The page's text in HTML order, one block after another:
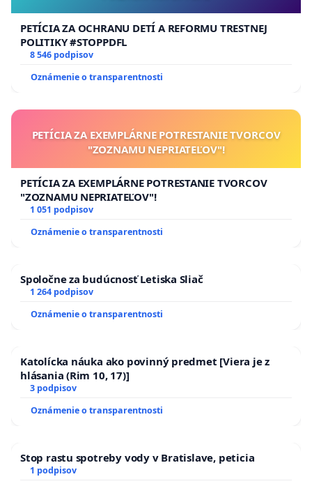
PETÍCIA ZA OCHRANU DETÍ A REFORMU TRESTNEJ
POLITIKY #STOPPDFL
8 546 podpisov
Oznámenie o transparentnosti
PETÍCIA ZA EXEMPLÁRNE POTRESTANIE TVORCOV
"ZOZNAMU NEPRIATEĽOV"!
PETÍCIA ZA EXEMPLÁRNE POTRESTANIE TVORCOV
"ZOZNAMU NEPRIATEĽOV"!
1 051 podpisov
Oznámenie o transparentnosti
Spoločne za budúcnosť Letiska Sliač
1 264 podpisov
Oznámenie o transparentnosti
Katolícka náuka ako povinný predmet [Viera je z
hlásania (Rim 10, 17)]
3 podpisov
Oznámenie o transparentnosti
Stop rastu spotreby vody v Bratislave, peticia
1 podpisov